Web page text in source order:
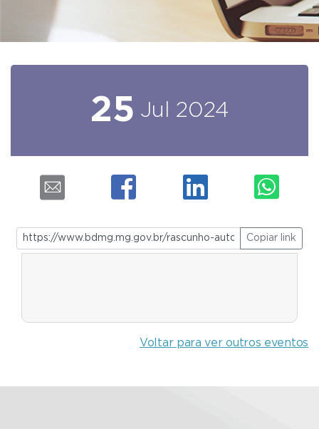
25 Jul 2024
Copiar link
Voltar para ver outros eventos